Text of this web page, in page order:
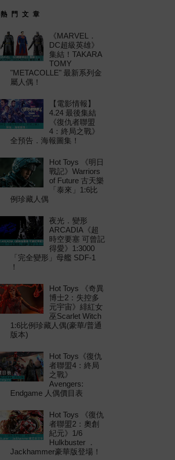
熱 門 文 章
《MARVEL．
DC超級英雄》
集結！TAKARA
TOMY
"METACOLLE" 最新系列金
屬人偶！
【電影情報】
4.24 最後集結
《復仇者聯盟
4：終局之戰》
全預告．海報圖集！
Hot Toys 《明日
戰記》Warriors
of Future 古天樂
「泰來」1:6比
例珍藏人偶
夜光．變形
ARCADIA《超
時空要塞 可曾記
得愛》1:3000
「完全變形」母艦 SDF-1
！
Hot Toys 《奇異
博士2：失控多
元宇宙》緋紅女
巫Scarlet Witch
1:6比例珍藏人偶(豪華/普通
版本)
Hot Toys《復仇
者聯盟4：終局
之戰》
Avengers:
Endgame 人偶價目表
Hot Toys 《復仇
者聯盟2：奧創
紀元》1/6
Hulkbuster ．
Jackhammer豪華版登場！